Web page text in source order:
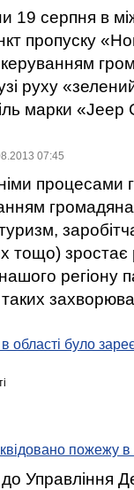
19 серпня в
пропуску
керуванням
руху
марки
07:45
процесами
тощо) зростає
регіону
в області було
пожежу в
Управління